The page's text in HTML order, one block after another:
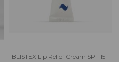
BLISTEX Lip Relief Cream SPF 15 -